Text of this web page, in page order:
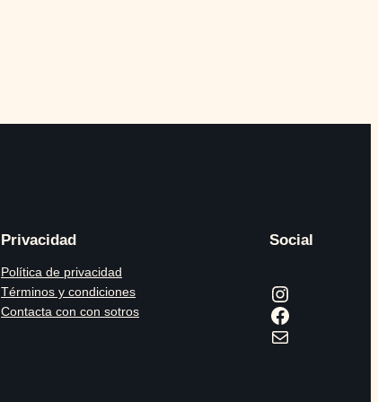
Privacidad
Política de privacidad
Términos y condiciones
Contacta con con sotros
Social
Instagram
Facebook
Correo electrónico